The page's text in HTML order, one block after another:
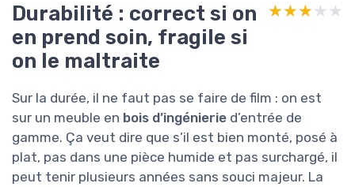
Durabilité : correct si on
en prend soin, fragile si
on le maltraite
★★★★★
★★★★★
Sur la durée, il ne faut pas se faire de film : on est
sur un meuble en bois d’ingénierie d’entrée de
gamme. Ça veut dire que s’il est bien monté, posé à
plat, pas dans une pièce humide et pas surchargé, il
peut tenir plusieurs années sans souci majeur. La